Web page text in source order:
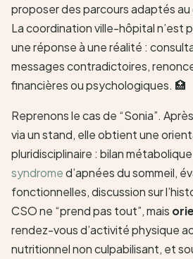
proposer des parcours adaptés
La coordination ville-hôpital n’est
une réponse à une réalité :
messages contradictoires,
financières ou psychologiques. 🏥
Reprenons le cas de “Sonia”.
via un stand, elle obtient une
pluridisciplinaire : bilan
syndromed’apnées du sommeil,
fonctionnelles, discussion sur
CSO ne “prend pas tout”, mais
rendez-vous d’activité physique
nutritionnel non culpabilisant, et